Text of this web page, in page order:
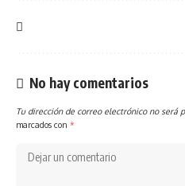
No hay comentarios
Tu dirección de correo electrónico no será
marcados con *